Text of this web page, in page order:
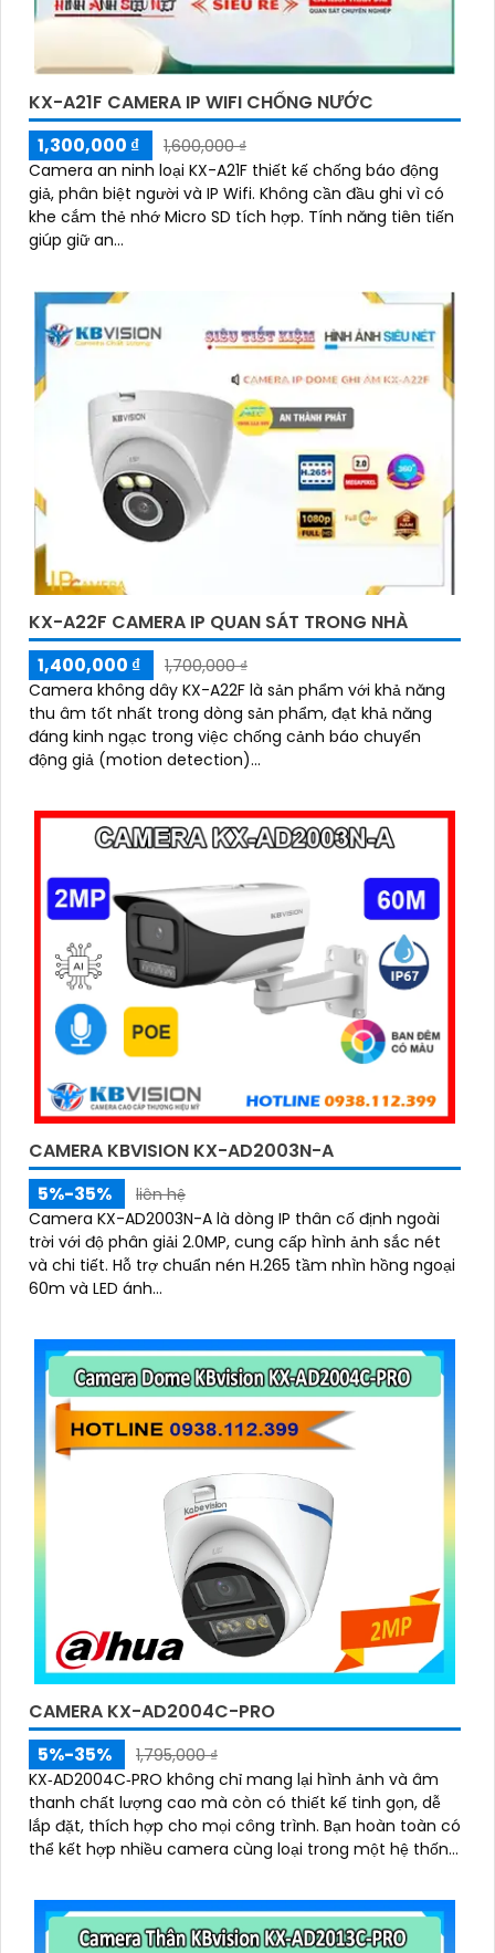
KX-A21F CAMERA IP WIFI CHỐNG NƯỚC
1,300,000 ₫
1,600,000 ₫
Camera an ninh loại KX-A21F thiết kế chống báo động
giả, phân biệt người và IP Wifi. Không cần đầu ghi vì có
khe cắm thẻ nhớ Micro SD tích hợp. Tính năng tiên tiến
giúp giữ an...
KX-A22F CAMERA IP QUAN SÁT TRONG NHÀ
1,400,000 ₫
1,700,000 ₫
Camera không dây KX-A22F là sản phẩm với khả năng
thu âm tốt nhất trong dòng sản phẩm, đạt khả năng
đáng kinh ngạc trong việc chống cảnh báo chuyển
động giả (motion detection)...
CAMERA KBVISION KX-AD2003N-A
5%-35%
liên hệ
Camera KX-AD2003N-A là dòng IP thân cố định ngoài
trời với độ phân giải 2.0MP, cung cấp hình ảnh sắc nét
và chi tiết. Hỗ trợ chuẩn nén H.265 tầm nhìn hồng ngoại
60m và LED ánh...
CAMERA KX-AD2004C-PRO
5%-35%
1,795,000 ₫
KX‑AD2004C‑PRO không chỉ mang lại hình ảnh và âm
thanh chất lượng cao mà còn có thiết kế tinh gọn, dễ
lắp đặt, thích hợp cho mọi công trình. Bạn hoàn toàn có
thể kết hợp nhiều camera cùng loại trong một hệ thống
kiệm thời gian và chi phí